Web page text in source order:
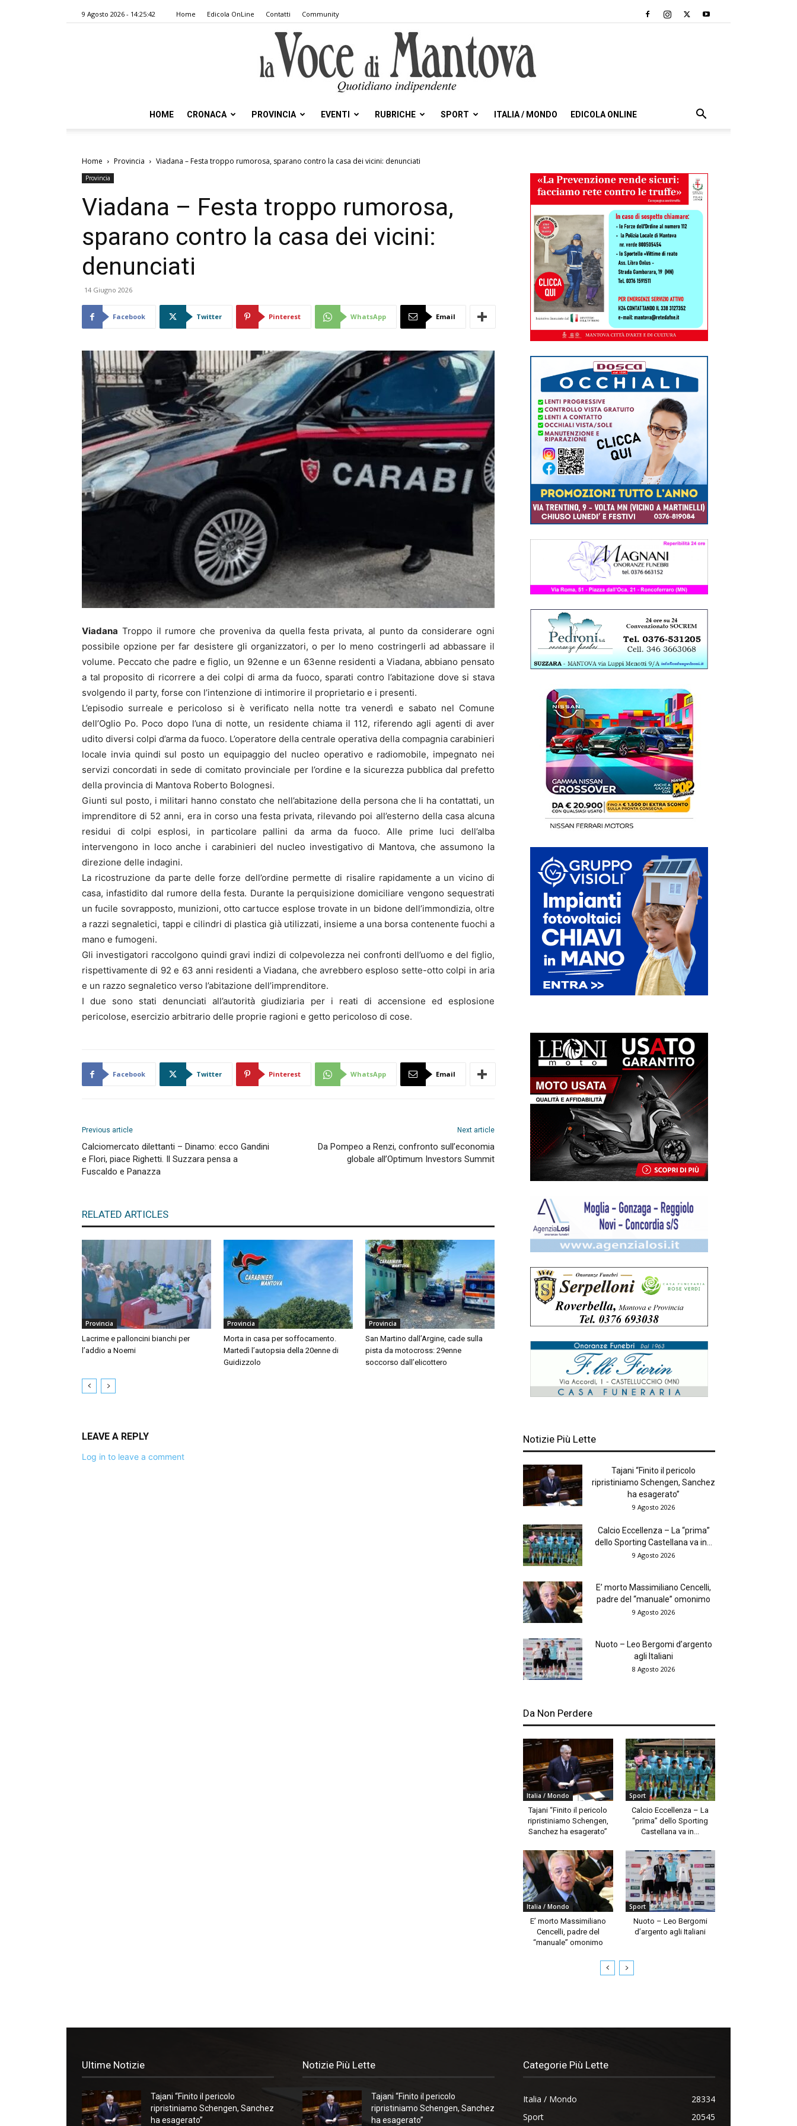
9 Agosto 2026 - 14:25:42 Home Edicola OnLine Contatti Community
Voce
Mantova
HOME CRONACA PROVINCIA EVENTI RUBRICHE SPORT ITALIA / MONDO EDICOLA ONLINE
Home Provincia Viadana – Festa troppo rumorosa, sparano contro la casa dei vicini: denunciati
Provincia
Viadana – Festa troppo rumorosa,
sparano contro la casa dei vicini:
denunciati
14 Giugno 2026
Facebook Twitter Pinterest WhatsApp Email
Viadana Troppo il rumore che proveniva da quella festa privata, al punto da considerare ogni
possibile opzione per far desistere gli organizzatori, o per lo meno costringerli ad abbassare il
volume. Peccato che padre e figlio, un 92enne e un 63enne residenti a Viadana, abbiano pensato
a tal proposito di ricorrere a dei colpi di arma da fuoco, sparati contro l’abitazione dove si stava
svolgendo il party, forse con l’intenzione di intimorire il proprietario e i presenti.
L’episodio surreale e pericoloso si è verificato nella notte tra venerdì e sabato nel Comune
dell’Oglio Po. Poco dopo l’una di notte, un residente chiama il 112, riferendo agli agenti di aver
udito diversi colpi d’arma da fuoco. L’operatore della centrale operativa della compagnia carabinieri
locale invia quindi sul posto un equipaggio del nucleo operativo e radiomobile, impegnato nei
servizi concordati in sede di comitato provinciale per l’ordine e la sicurezza pubblica dal prefetto
della provincia di Mantova Roberto Bolognesi.
Giunti sul posto, i militari hanno constato che nell’abitazione della persona che li ha contattati, un
imprenditore di 52 anni, era in corso una festa privata, rilevando poi all’esterno della casa alcuna
residui di colpi esplosi, in particolare pallini da arma da fuoco. Alle prime luci dell’alba
intervengono in loco anche i carabinieri del nucleo investigativo di Mantova, che assumono la
direzione delle indagini.
La ricostruzione da parte delle forze dell’ordine permette di risalire rapidamente a un vicino di
casa, infastidito dal rumore della festa. Durante la perquisizione domiciliare vengono sequestrati
un fucile sovrapposto, munizioni, otto cartucce esplose trovate in un bidone dell’immondizia, oltre
a razzi segnaletici, tappi e cilindri di plastica già utilizzati, insieme a una borsa contenente fuochi a
mano e fumogeni.
Gli investigatori raccolgono quindi gravi indizi di colpevolezza nei confronti dell’uomo e del figlio,
rispettivamente di 92 e 63 anni residenti a Viadana, che avrebbero esploso sette-otto colpi in aria
e un razzo segnaletico verso l’abitazione dell’imprenditore.
I due sono stati denunciati all’autorità giudiziaria per i reati di accensione ed esplosione
pericolose, esercizio arbitrario delle proprie ragioni e getto pericoloso di cose.
Facebook Twitter Pinterest WhatsApp Email
Previous article
Calciomercato dilettanti – Dinamo: ecco Gandini
e Flori, piace Righetti. Il Suzzara pensa a
Fuscaldo e Panazza
Next article
Da Pompeo a Renzi, confronto sull’economia
globale all’Optimum Investors Summit
RELATED ARTICLES
Provincia
Lacrime e palloncini bianchi per
l’addio a Noemi
Provincia
Morta in casa per soffocamento.
Martedì l’autopsia della 20enne di
Guidizzolo
Provincia
San Martino dall’Argine, cade sulla
pista da motocross: 29enne
soccorso dall’elicottero
LEAVE A REPLY
Log in to leave a comment
Notizie Più Lette
Tajani “Finito il pericolo
ripristiniamo Schengen, Sanchez
ha esagerato”
9 Agosto 2026
Calcio Eccellenza – La “prima”
dello Sporting Castellana va in...
9 Agosto 2026
E’ morto Massimiliano Cencelli,
padre del “manuale” omonimo
9 Agosto 2026
Nuoto – Leo Bergomi d’argento
agli Italiani
8 Agosto 2026
Da Non Perdere
Italia / Mondo
Tajani “Finito il pericolo
ripristiniamo Schengen,
Sanchez ha esagerato”
Sport
Calcio Eccellenza – La
“prima” dello Sporting
Castellana va in...
Italia / Mondo
E’ morto Massimiliano
Cencelli, padre del
“manuale” omonimo
Sport
Nuoto – Leo Bergomi
d’argento agli Italiani
Ultime Notizie
Tajani “Finito il pericolo
ripristiniamo Schengen, Sanchez
ha esagerato”
Notizie Più Lette
Tajani “Finito il pericolo
ripristiniamo Schengen, Sanchez
ha esagerato”
Categorie Più Lette
Italia / Mondo
28334
Sport
20545